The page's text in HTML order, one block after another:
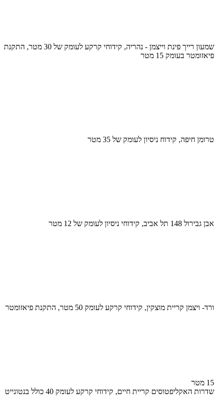
שמעון רייך פינת וייצמן - נהריה, קידוחי קרקע לעומק של 30 מטר, התקנת
פיאזומטר בעומק 15 מטר
טרומן חיפה, קידוח ניסיון לעומק של 35 מטר
אבן גבירול 148 תל אביב, קידוחי ניסיון לעומק של 12 מטר
ורד- ויצמן קריית מוצקין, קידוחי קרקע לעומק 50 מטר, התקנת פיאזומטר
15 מטר
שדרות האקליפטוסים קריית חיים, קידוחי קרקע לעומק 40 כולל בנטונייט